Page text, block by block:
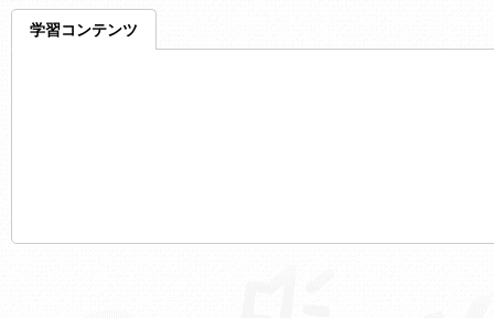
学習コンテンツ